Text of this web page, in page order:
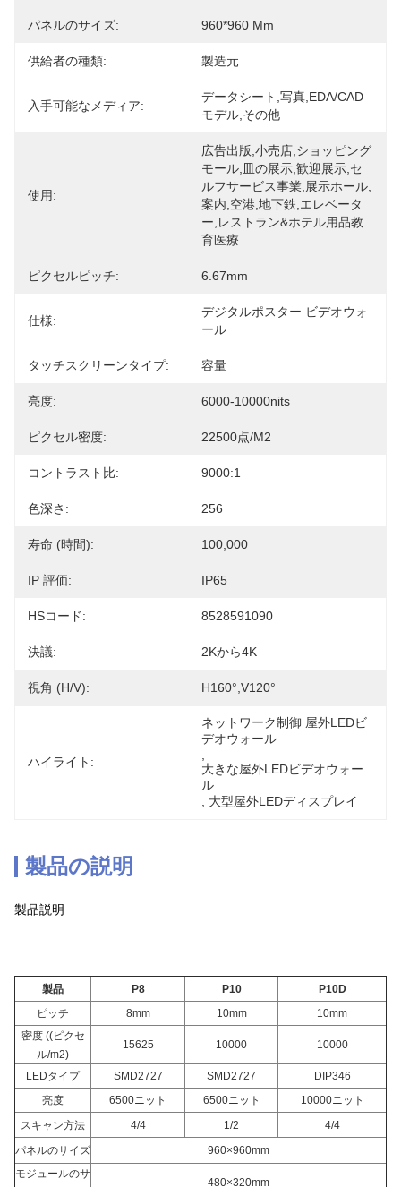
パネルのサイズ: 960*960 Mm
供給者の種類: 製造元
入手可能なメディア:
データシート,写真,EDA/CAD
モデル,その他
使用:
広告出版,小売店,ショッピング
モール,皿の展示,歓迎展示,セ
ルフサービス事業,展示ホール,
案内,空港,地下鉄,エレベータ
ー,レストラン&ホテル用品教
育医療
ピクセルピッチ: 6.67mm
仕様:
デジタルポスター ビデオウォ
ール
タッチスクリーンタイプ: 容量
亮度: 6000-10000nits
ピクセル密度: 22500点/m2
コントラスト比: 9000:1
色深さ: 256
寿命 (時間): 100,000
IP 評価: IP65
HSコード: 8528591090
決議: 2Kから4K
視角 (H/V): H160°,V120°
ハイライト:
ネットワーク制御 屋外LEDビ
デオウォール
大きな屋外LEDビデオウォー
ル
大型屋外LEDディスプレイ
製品の説明
製品説明
製品 P8 P10
P10D
ピッチ
8mm 10mm
10mm
密度 ((ピクセ
ル/m2)
15625 10000 10000
LEDタイプ SMD2727 SMD2727
DIP346
亮度
6500ニット 6500ニット
10000ニット
スキャン方法
4/4 1/2
4/4
パネルのサイズ
960×960mm
モジュールのサ
480×320mm